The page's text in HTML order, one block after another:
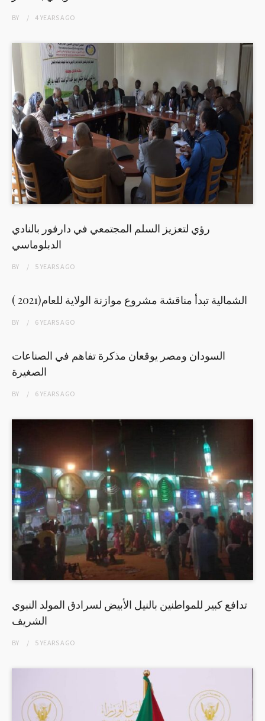
BY 4 YEARSAGO
رؤي لتعزيز السلم المجتمعي في دارفور بالنادي
الدبلوماسي
BY 5 YEARSAGO
الشمالية تبدأ مناقشة مشروع موازنة الولاية للعام(2021 )
BY 6 YEARSAGO
السودان ومصر يوقعان مذكرة تفاهم في الصناعات
الصغيرة
BY 6 YEARSAGO
تدافع كبير للمواطنين بالنيل الأبيض لسرادق المولد النبوي
الشريف
BY 5 YEARSAGO